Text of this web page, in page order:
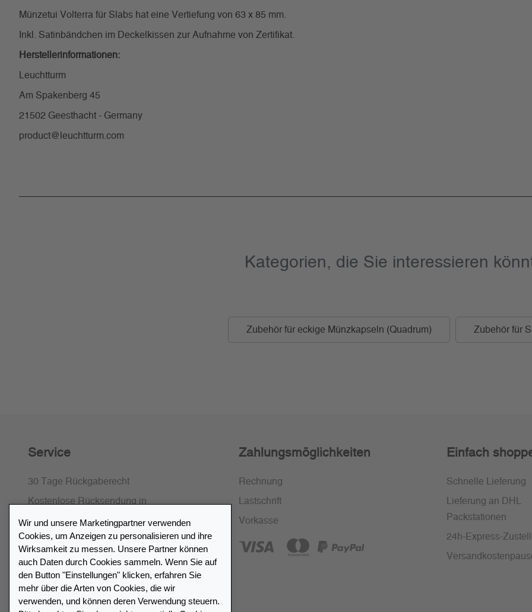
Münzetui Volterra für Slabs hat eine Vertiefung von 63 x 85 mm.
Inkl. Satinbändchen im Deckelkissen zur Aufnahme von Zertifikat.
Herstellerinformationen:
Leuchtturm
Am Spakenberg 45
21502 Geesthacht - Germany
product@leuchtturm.com
Kategorien, die Sie interessieren
Zubehör für eckige Münzkapseln (Quadrum) Zubehör für
Service
30 Tage Rückgaberecht
Kostenlose Rücksendung in
SSL-Verschlüsselung
Zahlungsmöglichkeiten
Rechnung
Lastschrift
Vorkasse
Einfach
Schnelle Lieferung
Lieferung an DHL
Packstationen
24h-Express-
Wir und unsere Marketingpartner verwenden
Cookies, um Anzeigen zu personalisieren und ihre
Wirksamkeit zu messen. Unsere Partner können
auch Daten durch Cookies sammeln. Wenn Sie auf
den Button "Einstellungen" klicken, erfahren Sie
mehr über die Arten von Cookies, die wir
verwenden, und können deren Verwendung steuern.